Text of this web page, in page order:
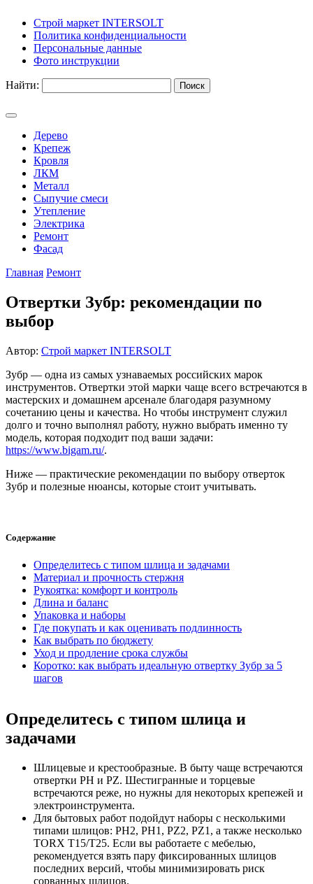
Строй маркет INTERSOLT
Политика конфиденциальности
Персональные данные
Фото инструкции
Найти:
Дерево
Крепеж
Кровля
ЛКМ
Металл
Сыпучие смеси
Утепление
Электрика
Ремонт
Фасад
Главная Ремонт
Отвертки Зубр: рекомендации по
выбор
Автор: Строй маркет INTERSOLT
Зубр — одна из самых узнаваемых российских марок
инструментов. Отвертки этой марки чаще всего встречаются в
мастерских и домашнем арсенале благодаря разумному
сочетанию цены и качества. Но чтобы инструмент служил
долго и точно выполнял работу, нужно выбрать именно ту
модель, которая подходит под ваши задачи:
https://www.bigam.ru/.
Ниже — практические рекомендации по выбору отверток
Зубр и полезные нюансы, которые стоит учитывать.
Содержание
Определитесь с типом шлица и задачами
Материал и прочность стержня
Рукоятка: комфорт и контроль
Длина и баланс
Упаковка и наборы
Где покупать и как оценивать подлинность
Как выбрать по бюджету
Уход и продление срока службы
Коротко: как выбрать идеальную отвертку Зубр за 5
шагов
Определитесь с типом шлица и
задачами
Шлицевые и крестообразные. В быту чаще встречаются
отвертки PH и PZ. Шестигранные и торцевые
встречаются реже, но нужны для некоторых крепежей и
электроинструмента.
Для бытовых работ подойдут наборы с несколькими
типами шлицов: PH2, PH1, PZ2, PZ1, а также несколько
TORX T15/T25. Если вы работаете с мебелью,
рекомендуется взять пару фиксированных шлицов
последних версий, чтобы минимизировать риск
сорванных шлицов.